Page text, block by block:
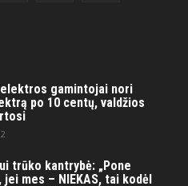
elektros gamintojai nori
po 10 centų, valdžios
trūko kantrybė: „Pone
mes – NIEKAS, tai kodėl